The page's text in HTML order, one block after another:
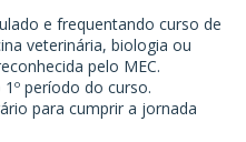
e frequentando curso de
veterinária, biologia ou
pelo MEC.
período do curso.
para cumprir a jornada